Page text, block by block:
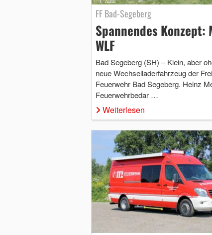
FF Bad-Segeberg
Spannendes Konzept:
WLF
Bad Segeberg (SH) – Klein, aber
neue Wechselladerfahrzeug der
Feuerwehr Bad Segeberg. Heinz
Feuerwehrbedar …
Weiterlesen